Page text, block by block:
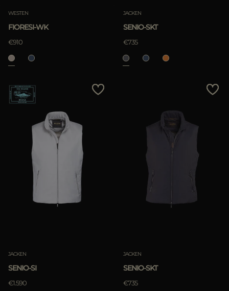
ANWENDEN
WESTEN
FIORESI-WK
€910
JACKEN
SENIO-SKT
€735
JACKEN
SENIO-SI
€1.590
JACKEN
SENIO-SKT
€735